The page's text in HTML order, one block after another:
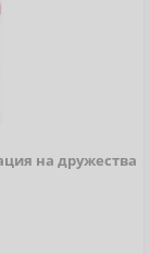
на дружества